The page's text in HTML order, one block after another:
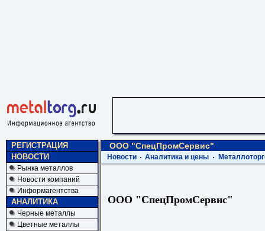
РЕГИСТРАЦИЯ
НОВОСТИ
Рынка металлов
Новости компаний
Информагентства
АНАЛИТИКА
Черные металлы
Цветные металлы
ООО "СпецПромСервис"
Новости Аналитика и цены
ООО "СпецПромСервис"